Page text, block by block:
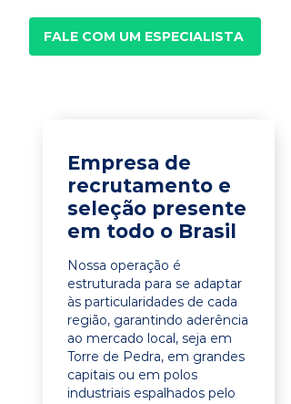
FALE COM UM ESPECIALISTA
Empresa de
recrutamento e
seleção presente
em todo o Brasil
Nossa operação é
estruturada para se adaptar
às particularidades de cada
região, garantindo aderência
ao mercado local, seja em
Torre de Pedra, em grandes
capitais ou em polos
industriais espalhados pelo